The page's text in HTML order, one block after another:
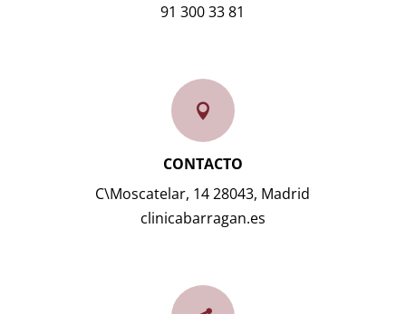
91 300 33 81

CONTACTO
C\Moscatelar, 14 28043, Madrid
clinicabarragan.es